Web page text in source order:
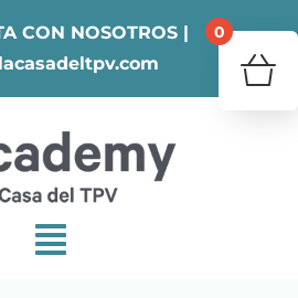
CON NOSOTROS |
0